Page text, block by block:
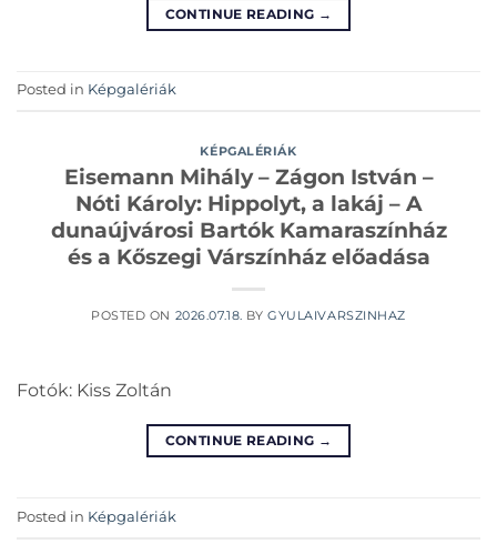
CONTINUE READING →
Posted in Képgalériák
KÉPGALÉRIÁK
Eisemann Mihály – Zágon István –
Nóti Károly: Hippolyt, a lakáj – A
dunaújvárosi Bartók Kamaraszínház
és a Kőszegi Várszínház előadása
POSTED ON 2026.07.18. BYGYULAIVARSZINHAZ
Fotók: Kiss Zoltán
CONTINUE READING →
Posted in Képgalériák